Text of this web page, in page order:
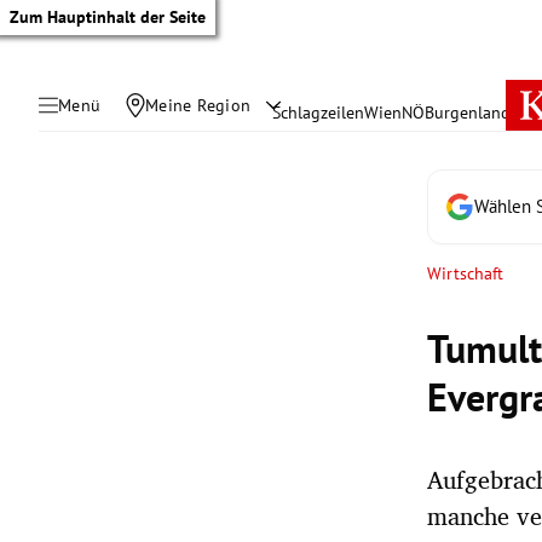
Zum Hauptinhalt der Seite
Menü Meine Region SchlagzeilenWienNÖBurgenland
Wählen
Wirtschaft
manche